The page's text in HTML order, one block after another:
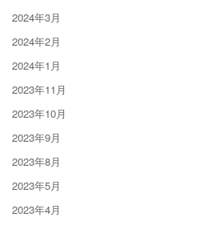
2024年3月
2024年2月
2024年1月
2023年11月
2023年10月
2023年9月
2023年8月
2023年5月
2023年4月